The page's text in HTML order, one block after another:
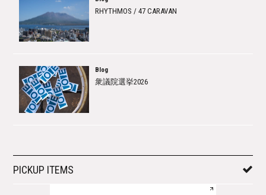
RHYTHMOS / 47 CARAVAN
Blog
衆議院選挙2026
PICKUP ITEMS